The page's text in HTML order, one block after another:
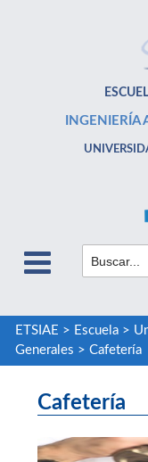
INGENIERÍA
ETSIAE > Escuela>
Generales > Cafetería
Cafetería